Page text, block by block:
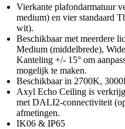
Vierkante plafondarmatuur
medium) en vier standaard
wit).
Beschikbaar met meerdere
Medium (middelbrede),
Kanteling +/- 15° om
mogelijk te maken.
Beschikbaar in 2700K,
Axyl Echo Ceiling is
met DALI2-connectiviteit
afmetingen.
IK06 & IP65